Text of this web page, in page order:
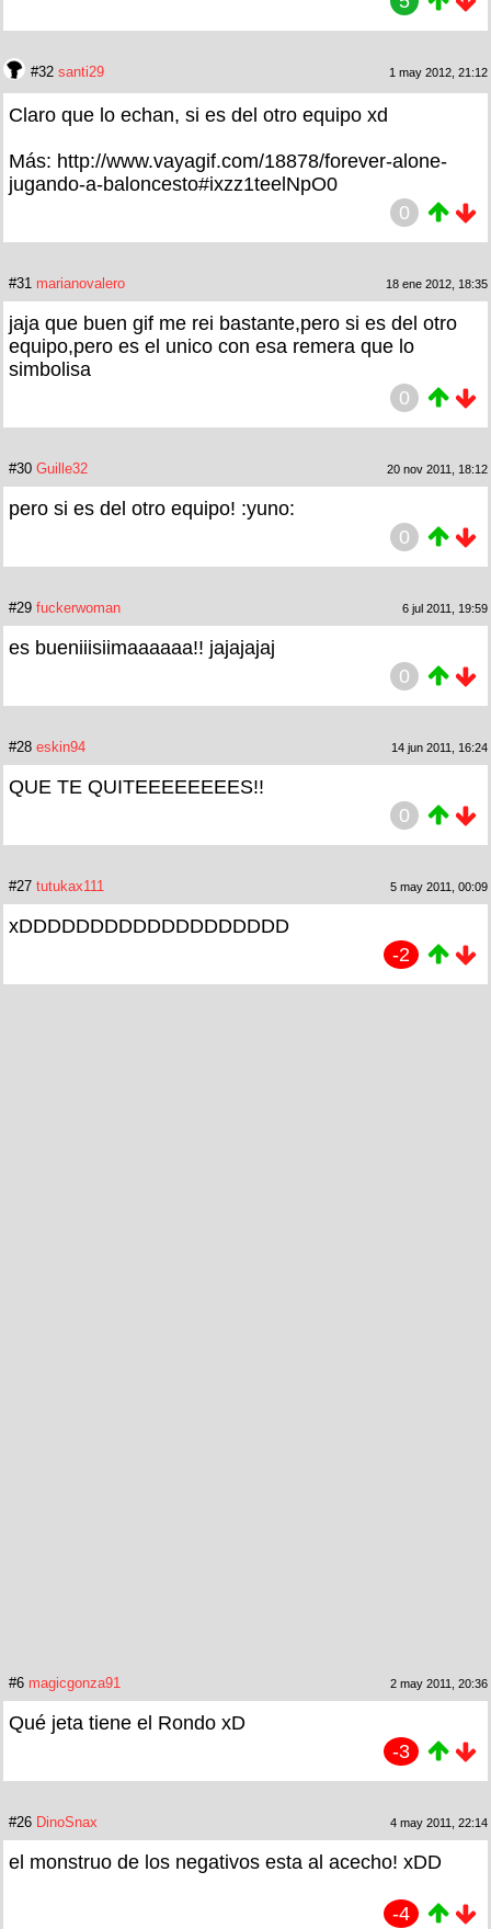
#32 santi29 1 may 2012, 21:12
Claro que lo echan, si es del otro equipo xd
Más: http://www.vayagif.com/18878/forever-alone-
jugando-a-baloncesto#ixzz1teelNpO0
0
#31 marianovalero 18 ene 2012, 18:35
jaja que buen gif me rei bastante,pero si es del otro
equipo,pero es el unico con esa remera que lo
simbolisa
0
#30 Guille32 20 nov 2011, 18:12
pero si es del otro equipo! :yuno:
0
#29 fuckerwoman 6 jul 2011, 19:59
es bueniiisiimaaaaaa!! jajajajaj
0
#28 eskin94 14 jun 2011, 16:24
QUE TE QUITEEEEEEEES!!
0
#27 tutukax111 5 may 2011, 00:09
xDDDDDDDDDDDDDDDDDDD
-2
#6 magicgonza91 2 may 2011, 20:36
Qué jeta tiene el Rondo xD
-3
#26 DinoSnax 4 may 2011, 22:14
el monstruo de los negativos esta al acecho! xDD
-4